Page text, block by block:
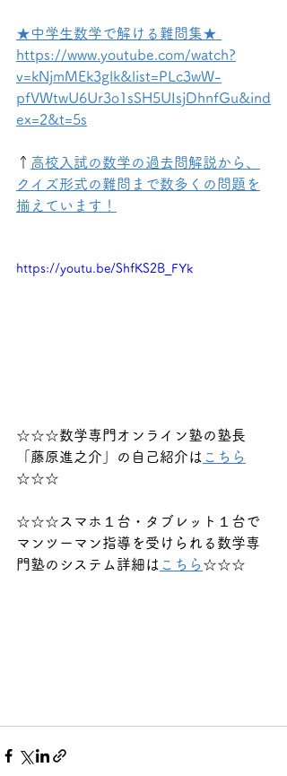
★中学生数学で解ける難問集★
https://www.youtube.com/watch?
v=kNjmMEk3glk&list=PLc3wW-
pfVWtwU6Ur3o1sSH5UIsjDhnfGu&ind
ex=2&t=5s
↑ 高校入試の数学の過去問解説から、
クイズ形式の難問まで数多くの問題を
揃えています！
https://youtu.be/ShfKS2B_FYk
☆☆☆数学専門オンライン塾の塾長
「藤原進之介」の自己紹介は こちら
☆☆☆
☆☆☆スマホ１台・タブレット１台で
マンツーマン指導を受けられる数学専
門塾のシステム詳細は こちら ☆☆☆